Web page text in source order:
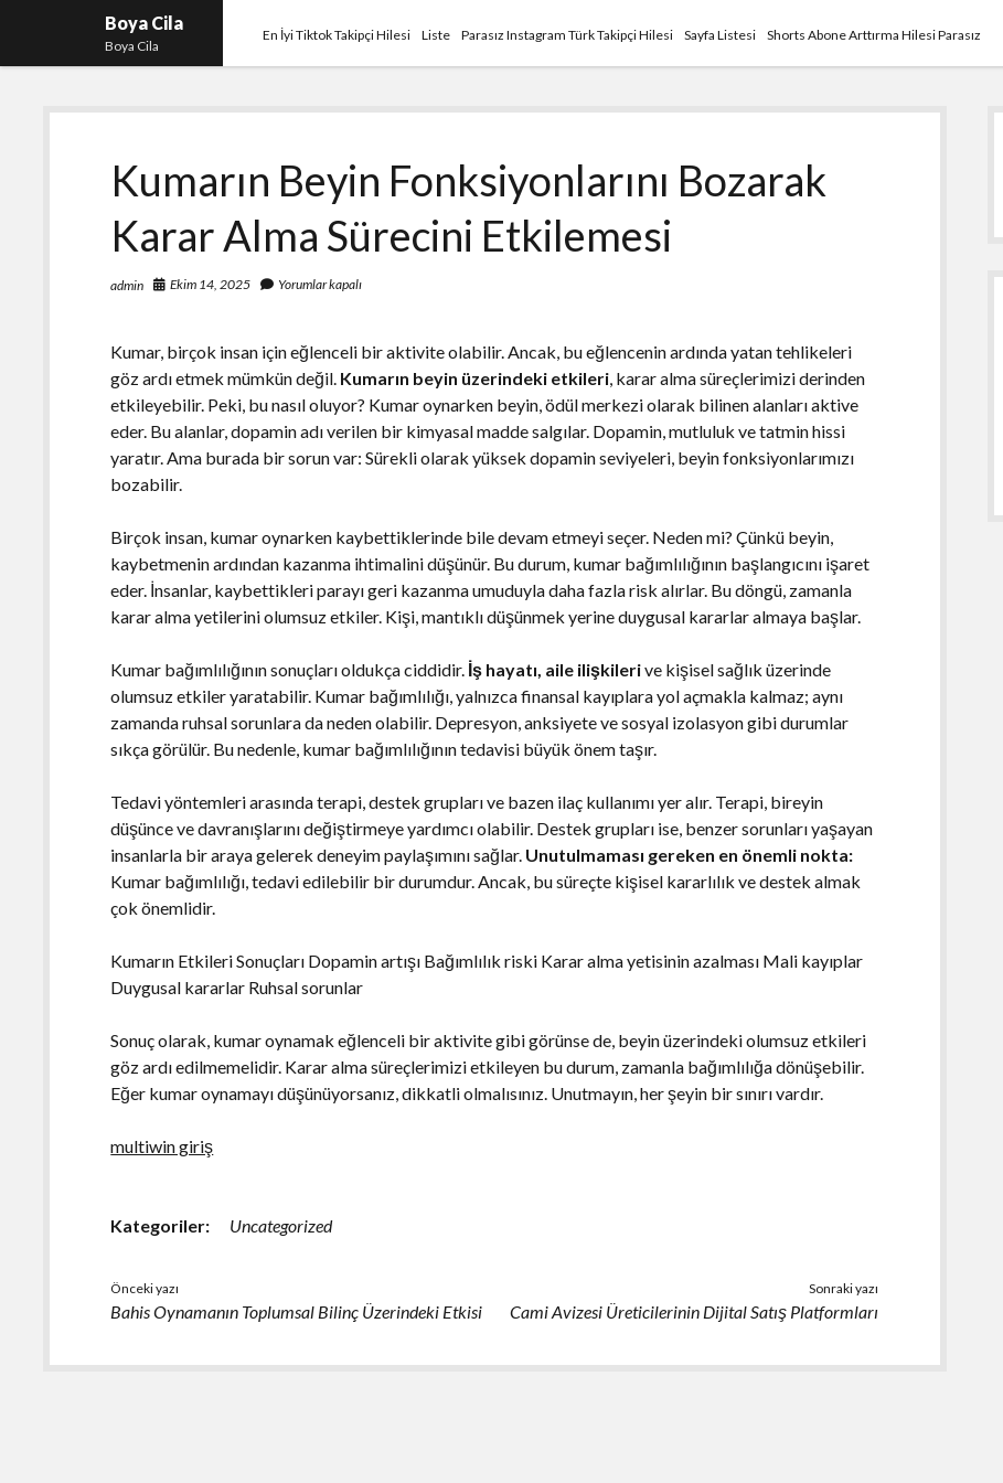
Boya Cila
Boya Cila
En İyi Tiktok Takipçi Hilesi Liste Parasız Instagram Türk Takipçi Hilesi Sayfa Listesi Shorts Abone Arttırma Hilesi Parasız
Kumarın Beyin Fonksiyonlarını Bozarak
Karar Alma Sürecini Etkilemesi
admin Ekim 14, 2025 Yorumlar kapalı
Kumar, birçok insan için eğlenceli bir aktivite olabilir. Ancak, bu eğlencenin ardında yatan tehlikeleri
göz ardı etmek mümkün değil. Kumarın beyin üzerindeki etkileri, karar alma süreçlerimizi derinden
etkileyebilir. Peki, bu nasıl oluyor? Kumar oynarken beyin, ödül merkezi olarak bilinen alanları aktive
eder. Bu alanlar, dopamin adı verilen bir kimyasal madde salgılar. Dopamin, mutluluk ve tatmin hissi
yaratır. Ama burada bir sorun var: Sürekli olarak yüksek dopamin seviyeleri, beyin fonksiyonlarımızı
bozabilir.
Birçok insan, kumar oynarken kaybettiklerinde bile devam etmeyi seçer. Neden mi? Çünkü beyin,
kaybetmenin ardından kazanma ihtimalini düşünür. Bu durum, kumar bağımlılığının başlangıcını işaret
eder. İnsanlar, kaybettikleri parayı geri kazanma umuduyla daha fazla risk alırlar. Bu döngü, zamanla
karar alma yetilerini olumsuz etkiler. Kişi, mantıklı düşünmek yerine duygusal kararlar almaya başlar.
Kumar bağımlılığının sonuçları oldukça ciddidir. İş hayatı, aile ilişkilerive kişisel sağlık üzerinde
olumsuz etkiler yaratabilir. Kumar bağımlılığı, yalnızca finansal kayıplara yol açmakla kalmaz; aynı
zamanda ruhsal sorunlara da neden olabilir. Depresyon, anksiyete ve sosyal izolasyon gibi durumlar
sıkça görülür. Bu nedenle, kumar bağımlılığının tedavisi büyük önem taşır.
Tedavi yöntemleri arasında terapi, destek grupları ve bazen ilaç kullanımı yer alır. Terapi, bireyin
düşünce ve davranışlarını değiştirmeye yardımcı olabilir. Destek grupları ise, benzer sorunları yaşayan
insanlarla bir araya gelerek deneyim paylaşımını sağlar. Unutulmaması gereken en önemli nokta:
Kumar bağımlılığı, tedavi edilebilir bir durumdur. Ancak, bu süreçte kişisel kararlılık ve destek almak
çok önemlidir.
Kumarın Etkileri Sonuçları Dopamin artışı Bağımlılık riski Karar alma yetisinin azalması Mali kayıplar
Duygusal kararlar Ruhsal sorunlar
Sonuç olarak, kumar oynamak eğlenceli bir aktivite gibi görünse de, beyin üzerindeki olumsuz etkileri
göz ardı edilmemelidir. Karar alma süreçlerimizi etkileyen bu durum, zamanla bağımlılığa dönüşebilir.
Eğer kumar oynamayı düşünüyorsanız, dikkatli olmalısınız. Unutmayın, her şeyin bir sınırı vardır.
multiwin giriş
Kategoriler: Uncategorized
Önceki yazı
Bahis Oynamanın Toplumsal Bilinç Üzerindeki Etkisi
Sonraki yazı
Cami Avizesi Üreticilerinin Dijital Satış Platformları